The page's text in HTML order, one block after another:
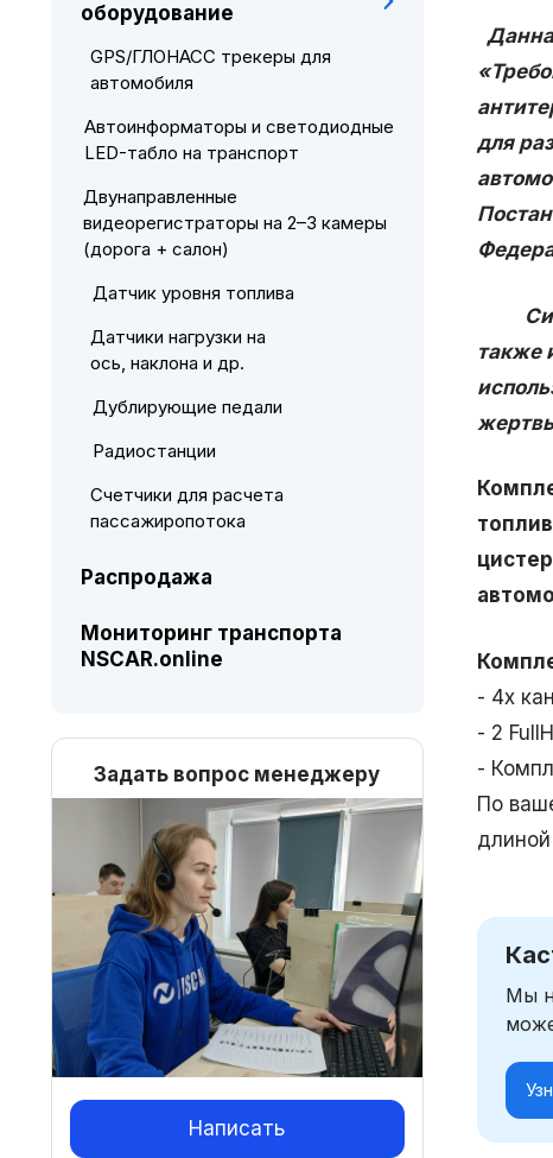
для
также
- 4х
- 2
-
По
Мы
оборудование
GPS/ГЛОНАСС трекеры для
автомобиля
Автоинформаторы и светодиодные
LED-табло на транспорт
Двунаправленные
видеорегистраторы на 2–3 камеры
(дорога + салон)
Датчик уровня топлива
Датчики нагрузки на
ось, наклона и др.
Дублирующие педали
Радиостанции
Счетчики для расчета
пассажиропотока
Распродажа
Мониторинг транспорта
NSCAR.online
Задать вопрос менеджеру
Написать